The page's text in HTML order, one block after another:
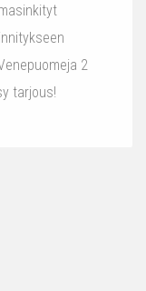
2
tarjous!